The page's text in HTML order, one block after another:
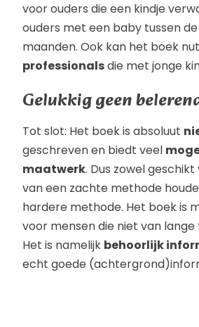
voor ouders die een kindje
ouders met een baby tussen de
maanden. Ook kan het boek
professionalsdie met jonge
Gelukkig geen
Tot slot: Het boek is absoluut
geschreven en biedt veel
maatwerk. Dus zowel
van een zachte methode
hardere methode. Het boek is
voor mensen die niet van
Het is namelijk behoorlijk
echt goede